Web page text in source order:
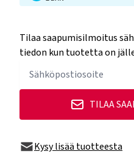
Tilaa saapumisilmoitus
tiedon kun tuotetta on
TILAA
Kysy lisää tuotteesta